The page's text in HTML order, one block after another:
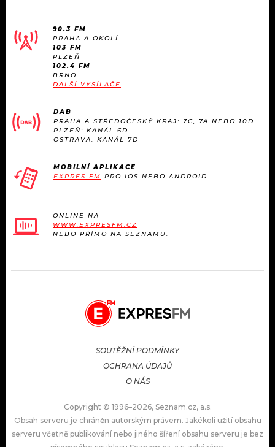
90.3 FM
PRAHA A OKOLÍ
103 FM
PLZEŇ
102.4 FM
BRNO
DALŠÍ VYSÍLAČE
DAB
PRAHA A STŘEDOČESKÝ KRAJ: 7C, 7A NEBO 10D
PLZEŇ: KANÁL 6D
OSTRAVA: KANÁL 7D
MOBILNÍ APLIKACE
EXPRES FM PRO IOS NEBO ANDROID.
ONLINE NA
WWW.EXPRESFM.CZ
NEBO PŘÍMO NA SEZNAMU.
SOUTĚŽNÍ PODMÍNKY
OCHRANA ÚDAJŮ
O NÁS
Copyright © 1996–2026, Seznam.cz, a.s.
Obsah serveru je chráněn autorským právem. Jakékoli užití obsahu
serveru včetně publikování nebo jiného šíření obsahu serveru je bez